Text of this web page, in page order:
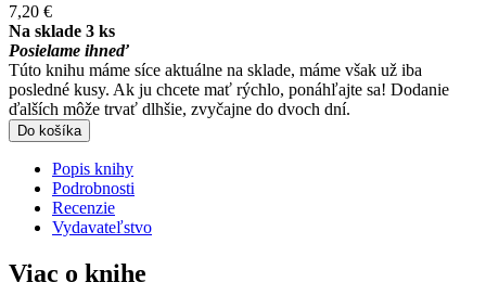
7,20 €
Na sklade 3 ks
Posielame ihneď
Túto knihu máme síce aktuálne na sklade, máme však už iba
posledné kusy. Ak ju chcete mať rýchlo, ponáhľajte sa! Dodanie
ďalších môže trvať dlhšie, zvyčajne do dvoch dní.
Do košíka
Popis knihy
Podrobnosti
Recenzie
Vydavateľstvo
Viac o knihe